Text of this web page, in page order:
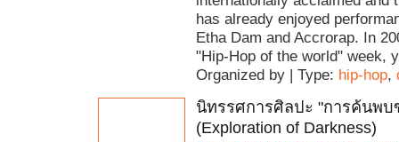
has already enjoyed
Etha Dam and Accrorap. In
"Hip-Hop of the world" week,
Organized by | Type: hip-hop,
นิทรรศการศิลปะ "การค้นพบ
(Exploration of Darkness)